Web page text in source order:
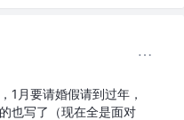
1月要请婚假请到过年，
也写了（现在全是面对